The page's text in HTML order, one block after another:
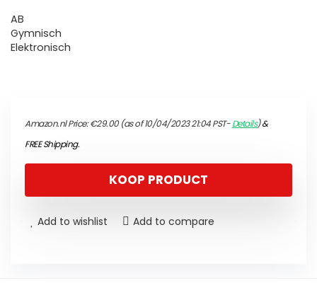
AB
Gymnisch
Elektronisch
Amazon.nl Price:€29.00(as of 10/04/2023 21:04 PST-Details)&
FREE Shipping.
KOOP PRODUCT
Add to wishlist Add to compare